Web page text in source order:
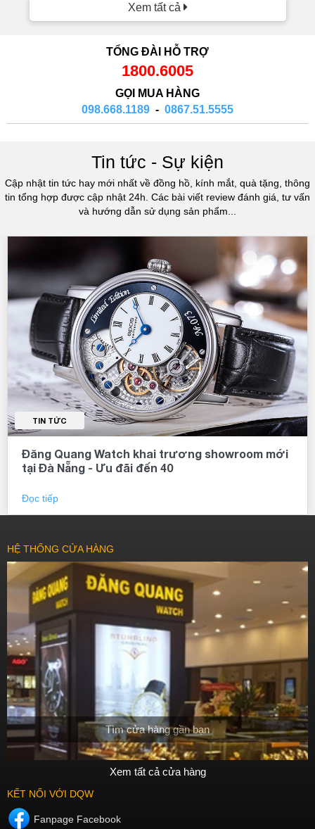
Xem tất cả
TỔNG ĐÀI HỖ TRỢ
1800.6005
GỌI MUA HÀNG
098.668.1189 - 0867.51.5555
Tin tức - Sự kiện
Cập nhật tin tức hay mới nhất về đồng hồ, kính mắt, quà tặng, thông
tin tổng hợp được cập nhật 24h. Các bài viết review đánh giá, tư vấn
và hướng dẫn sử dụng sản phẩm...
TIN TỨC
Đăng Quang Watch khai trương showroom mới
tại Đà Nẵng - Ưu đãi đến 40
Đọc tiếp
HỆ THỐNG CỬA HÀNG
Tìm cửa hàng gần bạn
Xem tất cả cửa hàng
KẾT NỐI VỚI DQW
Fanpage Facebook